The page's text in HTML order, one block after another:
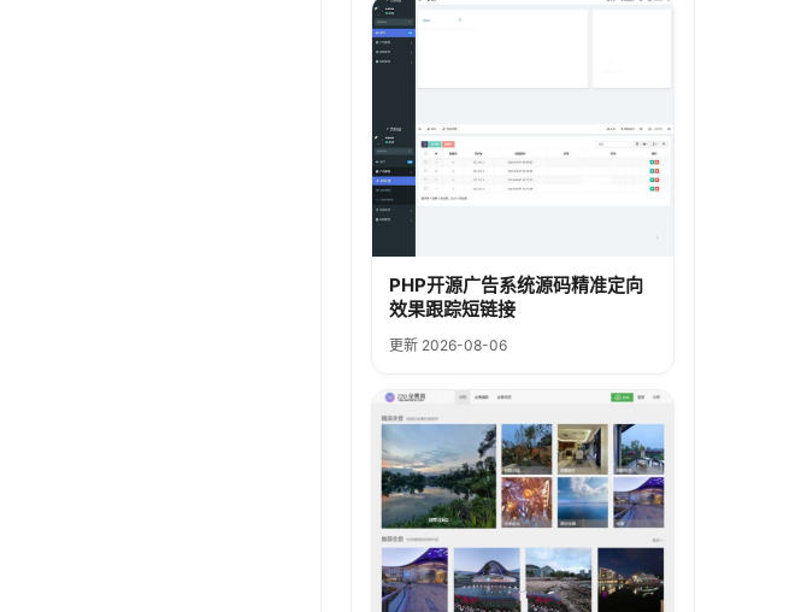
PHP开源广告系统源码精准定向
效果跟踪短链接
更新 2026-08-06